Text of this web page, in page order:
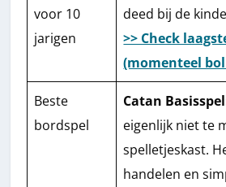
voor 10
jarigen
deed bij de
>> Check
(momenteel
Beste
bordspel
Catan
eigenlijk niet te
spelletjeskast.
handelen en